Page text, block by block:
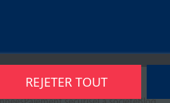
REJETER TOUT